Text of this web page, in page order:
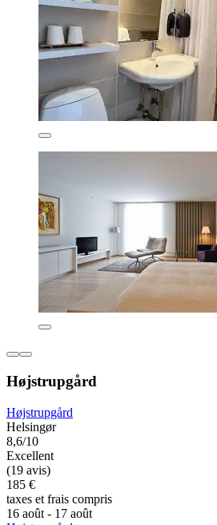
Højstrupgård
Højstrupgård
Helsingør
8,6/10
Excellent
(19 avis)
185 €
taxes et frais compris
16 août - 17 août